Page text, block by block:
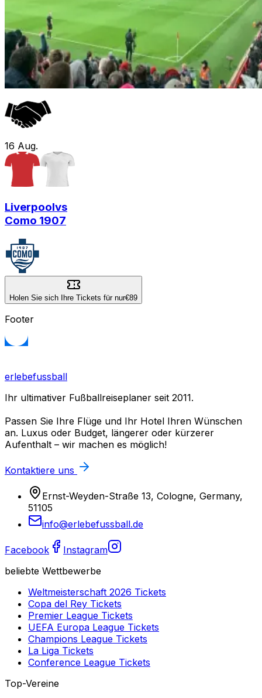
16 Aug.
Liverpoolvs
Como 1907
Holen Sie sich Ihre Tickets für nur€89
Footer
erlebefussball
Ihr ultimativer Fußballreiseplaner seit 2011.
Passen Sie Ihre Flüge und Ihr Hotel Ihren Wünschen
an. Luxus oder Budget, längerer oder kürzerer
Aufenthalt – wir machen es möglich!
Kontaktiere uns
Ernst-Weyden-Straße 13, Cologne, Germany,
51105
info@erlebefussball.de
Facebook
Instagram
beliebte Wettbewerbe
Weltmeisterschaft 2026 Tickets
Copa del Rey Tickets
Premier League Tickets
UEFA Europa League Tickets
Champions League Tickets
La Liga Tickets
Conference League Tickets
Top-Vereine